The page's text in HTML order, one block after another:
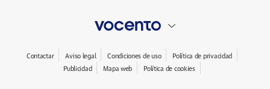
Contactar Aviso legal Condiciones de uso
Política de privacidad
Publicidad
Mapa web Política de cookies